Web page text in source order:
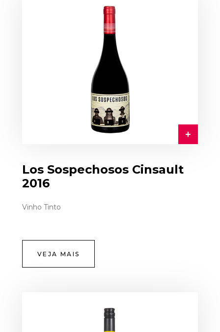
Los Sospechosos Cinsault
2016
Vinho Tinto
VEJA MAIS